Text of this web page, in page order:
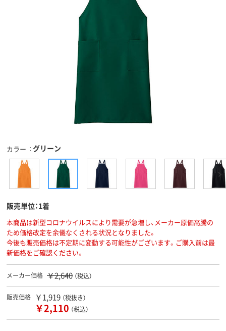
カラー グリーン
販売単位：1着
本商品は新型コロナウイルスにより需要が急増し、メーカー原価高騰の
ため価格改定を余儀なくされる状況となりました。
今後も販売価格は不定期に変動する可能性がございます。ご購入前は最
新価格をご確認ください。
メーカー価格 ￥2,640 （税込）
販売価格 ￥1,919 （税抜き）
￥2,110 （税込）